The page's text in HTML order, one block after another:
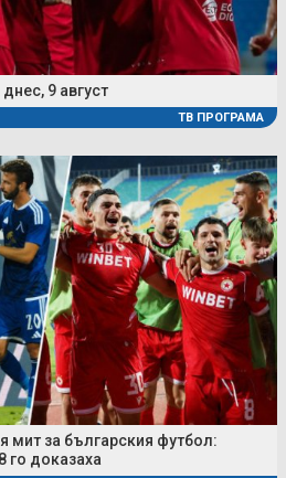
9 август
ТВ ПРОГРАМА
мит за българския футбол:
го доказаха